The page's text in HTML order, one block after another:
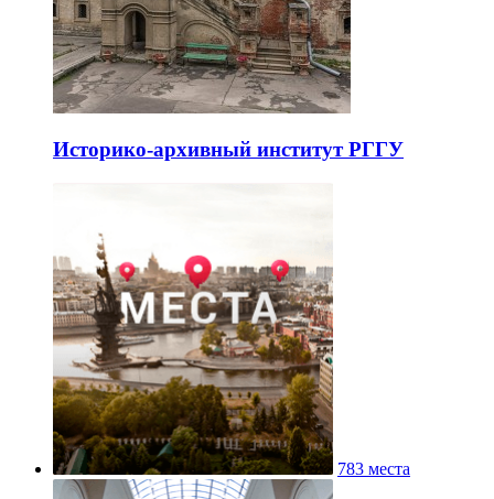
Историко-архивный институт РГГУ
783 места